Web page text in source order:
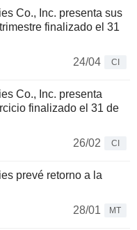
Co., Inc. presenta sus
finalizado el 31
24/04
CI
Co., Inc. presenta
finalizado el 31 de
26/02
CI
prevé retorno a la
28/01
MT